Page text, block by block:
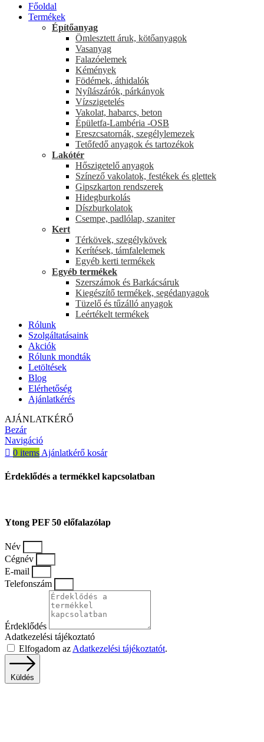
Főoldal
Termékek
Építőanyag
Ömlesztett áruk, kötőanyagok
Vasanyag
Falazóelemek
Kémények
Födémek, áthidalók
Nyílászárók, párkányok
Vízszigetelés
Vakolat, habarcs, beton
Épületfa-Lambéria -OSB
Ereszcsatornák, szegélylemezek
Tetőfedő anyagok és tartozékok
Lakótér
Hőszigetelő anyagok
Színező vakolatok, festékek és glettek
Gipszkarton rendszerek
Hidegburkolás
Díszburkolatok
Csempe, padlólap, szaniter
Kert
Térkövek, szegélykövek
Kerítések, támfalelemek
Egyéb kerti termékek
Egyéb termékek
Szerszámok és Barkácsáruk
Kiegészítő termékek, segédanyagok
Tüzelő és tűzálló anyagok
Leértékelt termékek
Rólunk
Szolgáltatásaink
Akciók
Rólunk mondták
Letöltések
Blog
Elérhetőség
Ajánlatkérés
AJÁNLATKÉRŐ
Bezár
Navigáció
0 items Ajánlatkérő kosár
Érdeklődés a termékkel kapcsolatban
Ytong PEF 50 előfalazólap
Név
Cégnév
E-mail
Telefonszám
Érdeklődés
Adatkezelési tájékoztató
Elfogadom az Adatkezelési tájékoztatót.
Küldés